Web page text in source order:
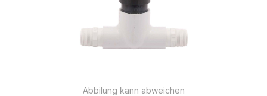
Abbilung kann abweichen